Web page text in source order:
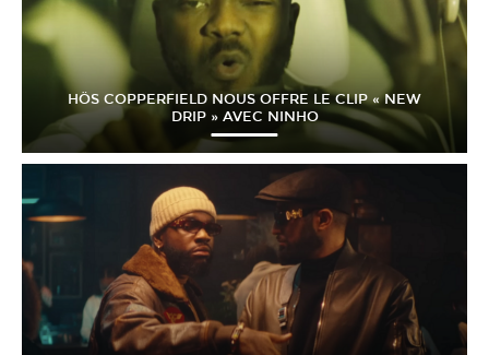
HÖS COPPERFIELD NOUS OFFRE LE CLIP « NEW
DRIP » AVEC NINHO